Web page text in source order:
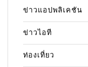
ข่าวแอปพลิเคชัน
ข่าวไอที
ท่องเที่ยว